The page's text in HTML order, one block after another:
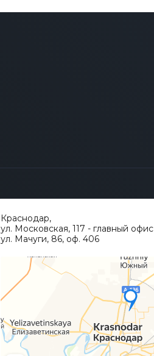
Краснодар,
ул. Московская, 117 - главный офис
ул. Мачуги, 86, оф. 406